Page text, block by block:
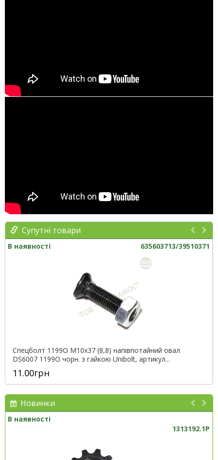
Супутні товари
В наявності 635603713/39510371
Спецболт 1199O М10х37 (8,8) напівпотайний овал
DS6007 1199O чорн. з гайкою Unibolt, артикул...
11.00грн
Новинки
В наявності
1313192.1P